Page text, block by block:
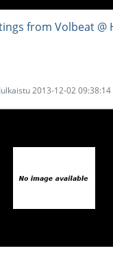
from Volbeat @
Julkaistu 2013-12-02